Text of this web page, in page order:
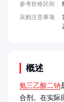
概述
氨三乙酸二钠
合剂。在实际
参考价格区间
采购注意事项